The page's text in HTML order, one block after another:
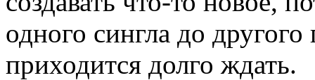
одного сингла до
приходится долго ждать.